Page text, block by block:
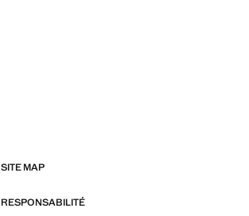
SITE MAP
RESPONSABILITÉ